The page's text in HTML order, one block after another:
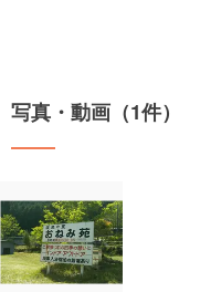
写真・動画（1件）